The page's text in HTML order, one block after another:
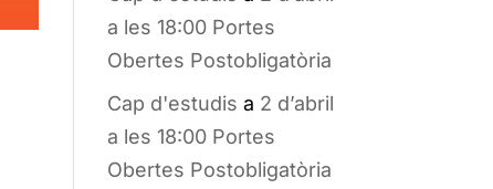
a les 18:00 Portes
Obertes Postobligatòria
Cap d'estudis a 2 d’abril
a les 18:00 Portes
Obertes Postobligatòria